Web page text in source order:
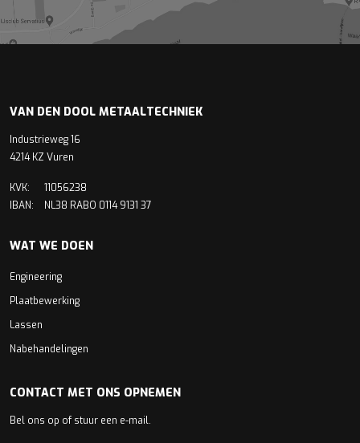
VAN DEN DOOL METAALTECHNIEK
Industrieweg 16
4214 KZ Vuren
KVK:
11056238
IBAN:
NL38 RABO 0114 9131 37
WAT WE DOEN
Engineering
Plaatbewerking
Lassen
Nabehandelingen
CONTACT MET ONS OPNEMEN
Bel ons op of stuur een e-mail.